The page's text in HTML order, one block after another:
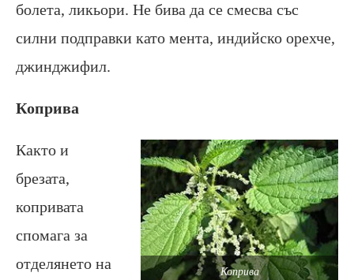
болета, ликьори. Не бива да се смесва със
силни подправки като мента, индийско орехче,
джинджифил.
Коприва
Коприва
Както и
брезата,
копривата
спомага за
отделянето на